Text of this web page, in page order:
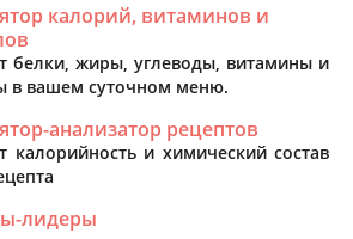
калорий, витаминов и
белки, жиры, углеводы, витамины и
в вашем суточном меню.
анализатор рецептов
калорийность и химический состав
лидеры